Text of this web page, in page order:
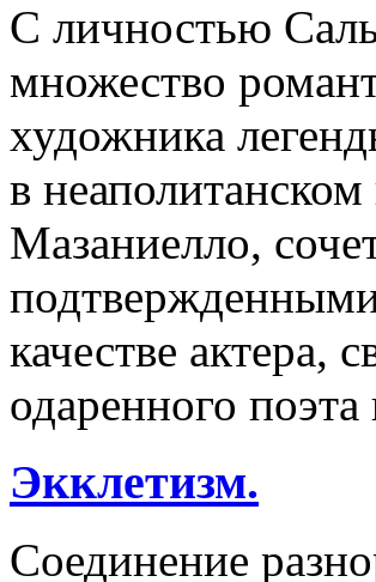
С личностью
множество
художника
в
Мазаниелло,
качестве актера,
одаренного
Экклетизм.
Соединение